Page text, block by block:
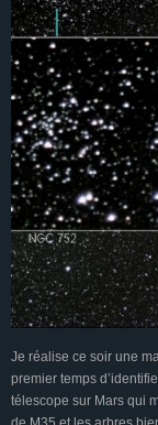
Je réalise ce soir une
premier temps
télescope sur Mars qui